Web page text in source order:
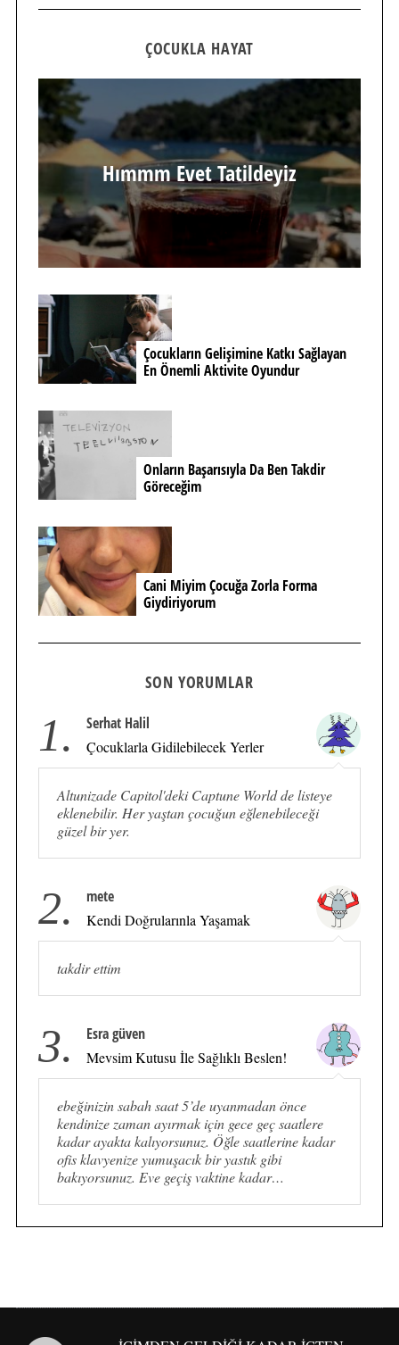
ÇOCUKLA HAYAT
Hımmm Evet Tatildeyiz
Çocukların Gelişimine Katkı Sağlayan
En Önemli Aktivite Oyundur
Onların Başarısıyla Da Ben Takdir
Göreceğim
Cani Miyim Çocuğa Zorla Forma
Giydiriyorum
SON YORUMLAR
1. Serhat Halil
Çocuklarla Gidilebilecek Yerler
Altunizade Capitol'deki Captune World de listeye
eklenebilir. Her yaştan çocuğun eğlenebileceği
güzel bir yer.
2. mete
Kendi Doğrularınla Yaşamak
takdir ettim
3. Esra güven
Mevsim Kutusu İle Sağlıklı Beslen!
ebeğinizin sabah saat 5’de uyanmadan önce
kendinize zaman ayırmak için gece geç saatlere
kadar ayakta kalıyorsunuz. Öğle saatlerine kadar
ofis klavyenize yumuşacık bir yastık gibi
bakıyorsunuz. Eve geçiş vaktine kadar…